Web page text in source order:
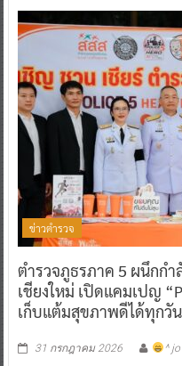
ข่าวตำรวจ
ตำรวจภูธรภาค 5 ผนึกกำ
เชียงใหม่ เปิดแคมเปญ
เก็บแต้มสุขภาพดีได้ทุกวั
31 กรกฎาคม 2026 ^ jo